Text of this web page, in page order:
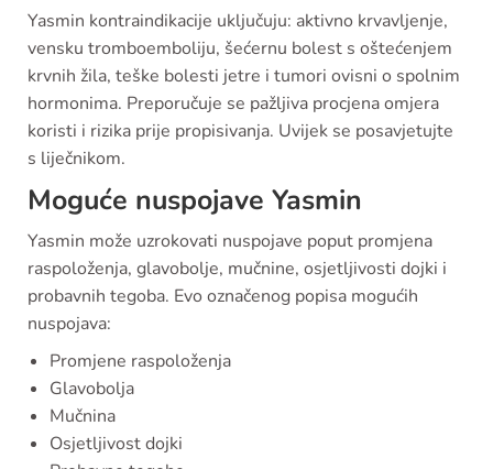
Yasmin kontraindikacije uključuju: aktivno krvavljenje,
vensku tromboemboliju, šećernu bolest s oštećenjem
krvnih žila, teške bolesti jetre i tumori ovisni o spolnim
hormonima. Preporučuje se pažljiva procjena omjera
koristi i rizika prije propisivanja. Uvijek se posavjetujte
s liječnikom.
Moguće nuspojave Yasmin
Yasmin može uzrokovati nuspojave poput promjena
raspoloženja, glavobolje, mučnine, osjetljivosti dojki i
probavnih tegoba. Evo označenog popisa mogućih
nuspojava:
Promjene raspoloženja
Glavobolja
Mučnina
Osjetljivost dojki